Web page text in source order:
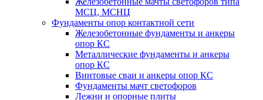
МСЦ, МСНЦ
Фундаменты опор контактной сети
Железобетонные фундаменты и анкеры
опор КС
Металлические фундаменты и анкеры
опор КС
Винтовые сваи и анкеры опор КС
Фундаменты мачт светофоров
Лежни и опорные плиты